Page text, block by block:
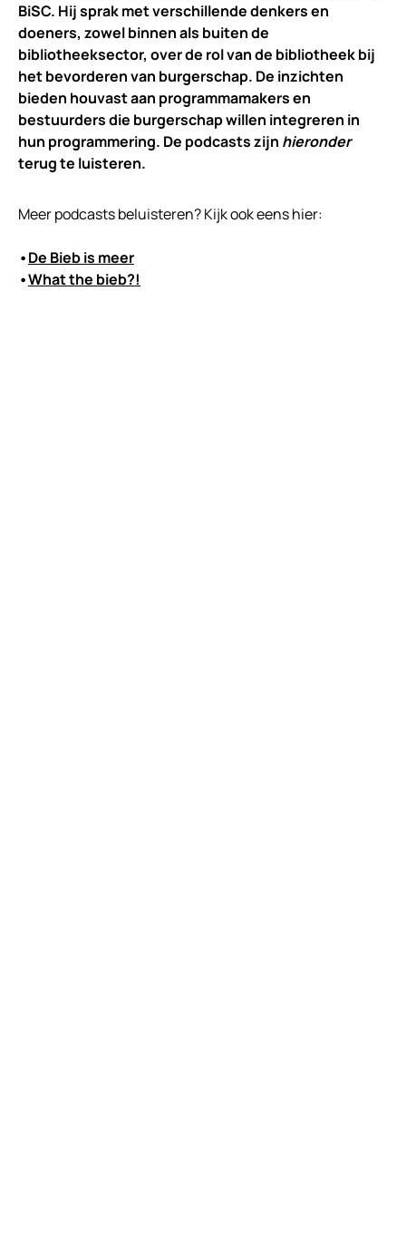
BiSC. Hij sprak met verschillende denkers en
doeners, zowel binnen als buiten de
bibliotheeksector, over de rol van de bibliotheek bij
het bevorderen van burgerschap. De inzichten
bieden houvast aan programmamakers en
bestuurders die burgerschap willen integreren in
hun programmering. De podcasts zijn hieronder
terug te luisteren.
Meer podcasts beluisteren? Kijk ook eens hier:
•De Bieb is meer
•What the bieb?!